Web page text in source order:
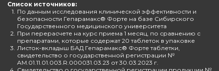
Список источников:
1. По данным исследования клинической эффективности и
безопасности Гепарамакс® Форте на базе Сибирского
Государственного медицинского университета
2. При перерасчете на курс приема 1 месяц, по сравнению с
препаратами, которые содержат 20 таблеток в упаковке
3. Листок-вкладыш БАД Гепарамакс® Форте таблетки,
свидетельство о государственной регистрации №
AM.01.11.01.003.R.000031.03.23 от 30.03.2023 г.